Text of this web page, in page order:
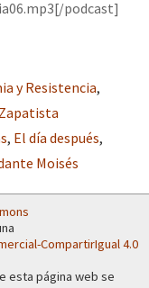
podcast]
y Resistencia,
, El día después,
Moisés
CompartirIgual 4.0
esta página web se